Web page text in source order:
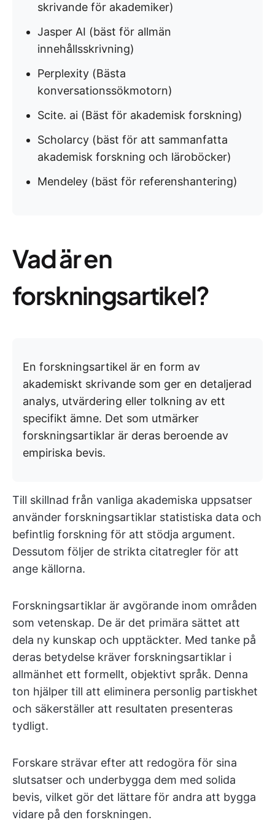
skrivande för akademiker)
Jasper AI (bäst för allmän
innehållsskrivning)
Perplexity (Bästa
konversationssökmotorn)
Scite. ai (Bäst för akademisk forskning)
Scholarcy (bäst för att sammanfatta
akademisk forskning och läroböcker)
Mendeley (bäst för referenshantering)
Vad är en
forskningsartikel?
En forskningsartikel är en form av
akademiskt skrivande som ger en detaljerad
analys, utvärdering eller tolkning av ett
specifikt ämne. Det som utmärker
forskningsartiklar är deras beroende av
empiriska bevis.
Till skillnad från vanliga akademiska uppsatser
använder forskningsartiklar statistiska data och
befintlig forskning för att stödja argument.
Dessutom följer de strikta citatregler för att
ange källorna.
Forskningsartiklar är avgörande inom områden
som vetenskap. De är det primära sättet att
dela ny kunskap och upptäckter. Med tanke på
deras betydelse kräver forskningsartiklar i
allmänhet ett formellt, objektivt språk. Denna
ton hjälper till att eliminera personlig partiskhet
och säkerställer att resultaten presenteras
tydligt.
Forskare strävar efter att redogöra för sina
slutsatser och underbygga dem med solida
bevis, vilket gör det lättare för andra att bygga
vidare på den forskningen.